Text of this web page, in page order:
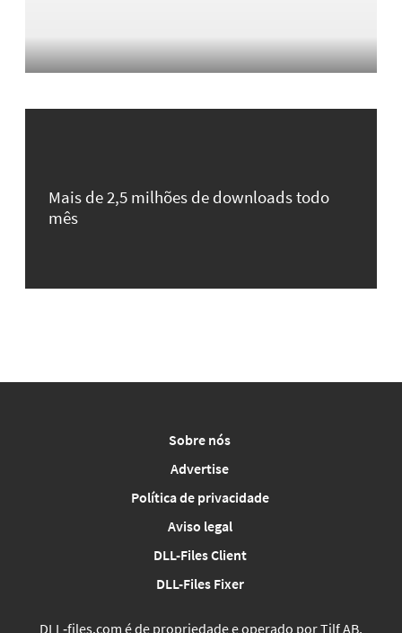
Mais de 2,5 milhões de downloads todo
mês
Sobre nós
Advertise
Política de privacidade
Aviso legal
DLL-Files Client
DLL-Files Fixer
DLL‑files.com é de propriedade e operado por Tilf AB,